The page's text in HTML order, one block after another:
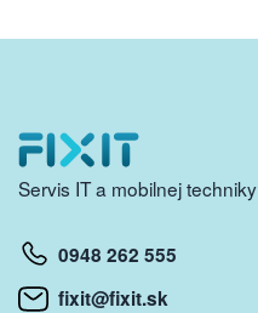
Servis IT a mobilnej techniky
0948 262 555
fixit@fixit.sk